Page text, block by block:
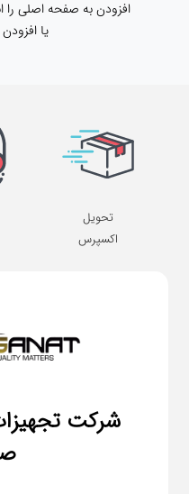
آپاراتی
مکانیکی
جلوبندی
صافکاری
یا
تحویل
اکسپرس
شرکت